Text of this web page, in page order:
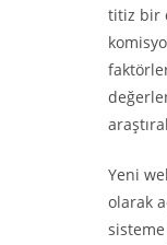
titiz bir
Yeni
olarak